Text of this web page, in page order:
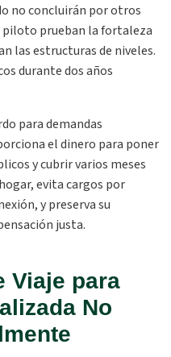
no concluirán por otros
piloto prueban la fortaleza
las estructuras de niveles.
durante dos años
para demandas
el dinero para poner
y cubrir varios meses
evita cargos por
y preserva su
justa.
Viaje para
No